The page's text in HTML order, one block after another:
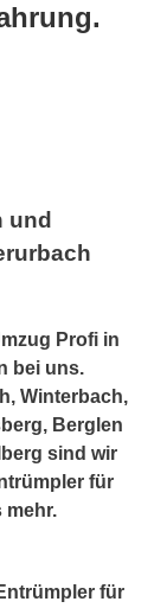
und
Profi in
bei uns.
Winterbach,
Berglen
sind wir
für
mehr.
für